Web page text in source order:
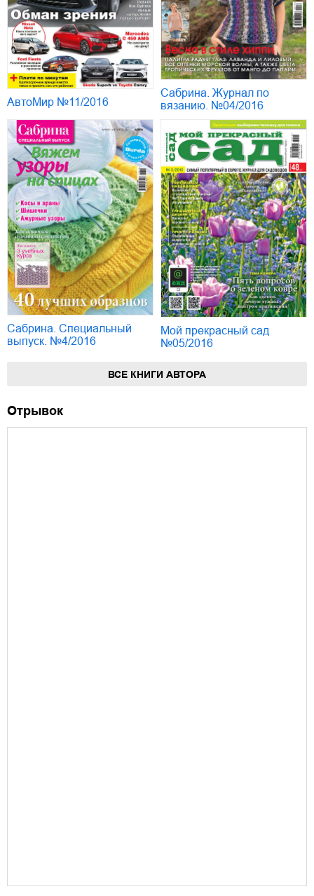
АвтоМир №11/2016
Сабрина. Журнал по
вязанию. №04/2016
Сабрина. Специальный
выпуск. №4/2016
Мой прекрасный сад
№05/2016
ВСЕ КНИГИ АВТОРА
Отрывок